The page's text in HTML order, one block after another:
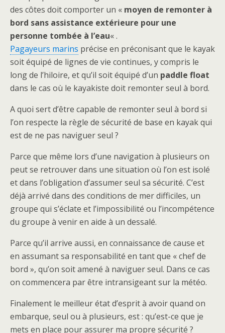
des côtes doit comporter un « moyen de remonter à
bord sans assistance extérieure pour une
personne tombée à l’eau« .
Pagayeurs marins précise en préconisant que le kayak
soit équipé de lignes de vie continues, y compris le
long de l’hiloire, et qu’il soit équipé d’un paddle float
dans le cas où le kayakiste doit remonter seul à bord.
A quoi sert d’être capable de remonter seul à bord si
l’on respecte la règle de sécurité de base en kayak qui
est de ne pas naviguer seul ?
Parce que même lors d’une navigation à plusieurs on
peut se retrouver dans une situation où l’on est isolé
et dans l’obligation d’assumer seul sa sécurité. C’est
déjà arrivé dans des conditions de mer difficiles, un
groupe qui s’éclate et l’impossibilité ou l’incompétence
du groupe à venir en aide à un dessalé.
Parce qu’il arrive aussi, en connaissance de cause et
en assumant sa responsabilité en tant que « chef de
bord », qu’on soit amené à naviguer seul. Dans ce cas
on commencera par être intransigeant sur la météo.
Finalement le meilleur état d’esprit à avoir quand on
embarque, seul ou à plusieurs, est : qu’est-ce que je
mets en place pour assurer ma propre sécurité ?